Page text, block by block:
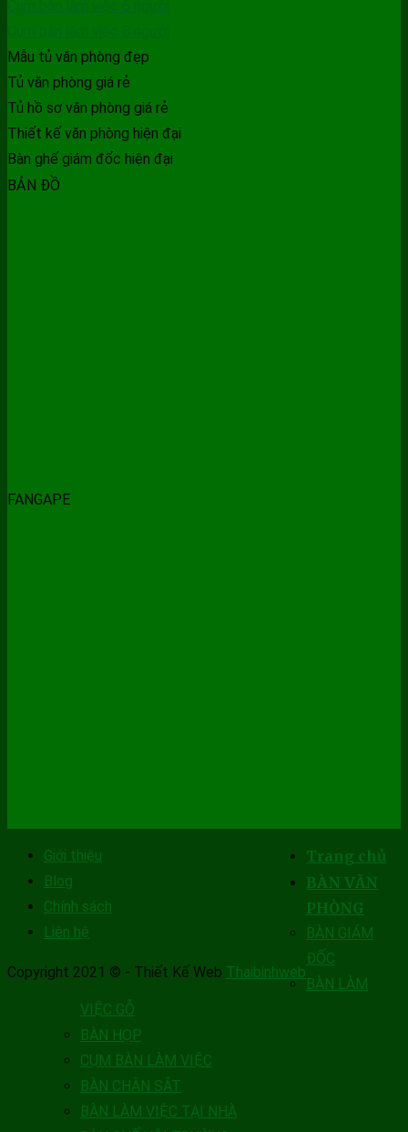
Mẫu tủ văn phòng đẹp
Tủ văn phòng giá rẻ
Tủ hồ sơ văn phòng giá rẻ
Thiết kế văn phòng hiện đại
Bàn ghế giám đốc hiện đại
BẢN ĐỒ
FANGAPE
Giới thiệu
Blog
Chính sách
Liên hệ
Copyright 2021 © - Thiết Kế Web Thaibinhweb
Trang chủ
BÀN VĂN
PHÒNG
BÀN GIÁM
ĐỐC
BÀN LÀM
VIỆC GỖ
BÀN HỌP
CỤM BÀN LÀM VIỆC
BÀN CHÂN SẮT
BÀN LÀM VIỆC TẠI NHÀ